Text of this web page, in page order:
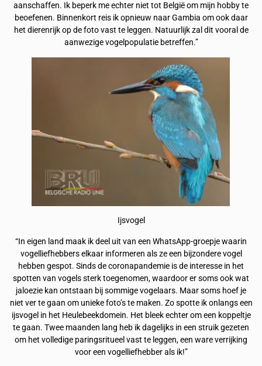
aanschaffen. Ik beperk me echter niet tot België om mijn hobby te
beoefenen. Binnenkort reis ik opnieuw naar Gambia om ook daar
het dierenrijk op de foto vast te leggen. Natuurlijk zal dit vooral de
aanwezige vogelpopulatie betreffen.”
Ijsvogel
“In eigen land maak ik deel uit van een WhatsApp-groepje waarin
vogelliefhebbers elkaar informeren als ze een bijzondere vogel
hebben gespot. Sinds de coronapandemie is de interesse in het
spotten van vogels sterk toegenomen, waardoor er soms ook wat
jaloezie kan ontstaan bij sommige vogelaars. Maar soms hoef je
niet ver te gaan om unieke foto’s te maken. Zo spotte ik onlangs een
ijsvogel in het Heulebeekdomein. Het bleek echter om een koppeltje
te gaan. Twee maanden lang heb ik dagelijks in een struik gezeten
om het volledige paringsritueel vast te leggen, een ware verrijking
voor een vogelliefhebber als ik!”